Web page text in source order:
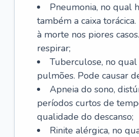
Pneumonia, no qual
também a caixa
à morte nos piores
respirar;
Tuberculose, no
pulmões. Pode causar
Apneia do sono,
períodos curtos de
qualidade do descanso;
Rinite alérgica, no